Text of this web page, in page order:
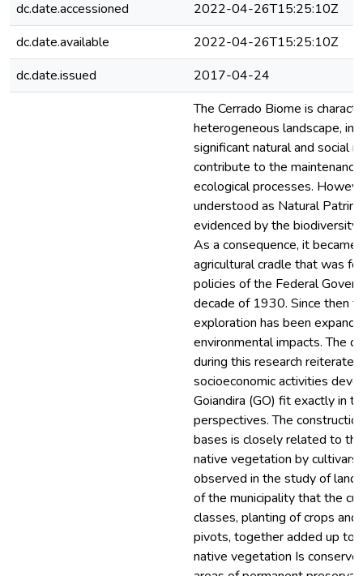
dc.date.accessioned
2022-04-26T15:25:10Z
dc.date.available
2022-04-26T15:25:10Z
dc.date.issued
2017-04-24
The Cerrado Biome is
heterogeneous landscape, in
significant natural and social
contribute to the
ecological processes.
understood as Natural
evidenced by the
As a consequence, it
agricultural cradle that was
policies of the Federal
decade of 1930. Since then
exploration has been
environmental impacts. The
during this research
socioeconomic activities
Goiandira (GO) fit exactly in
perspectives. The
bases is closely related to
native vegetation by
observed in the study of land
of the municipality that the
classes, planting of crops
pivots, together added up to
native vegetation Is